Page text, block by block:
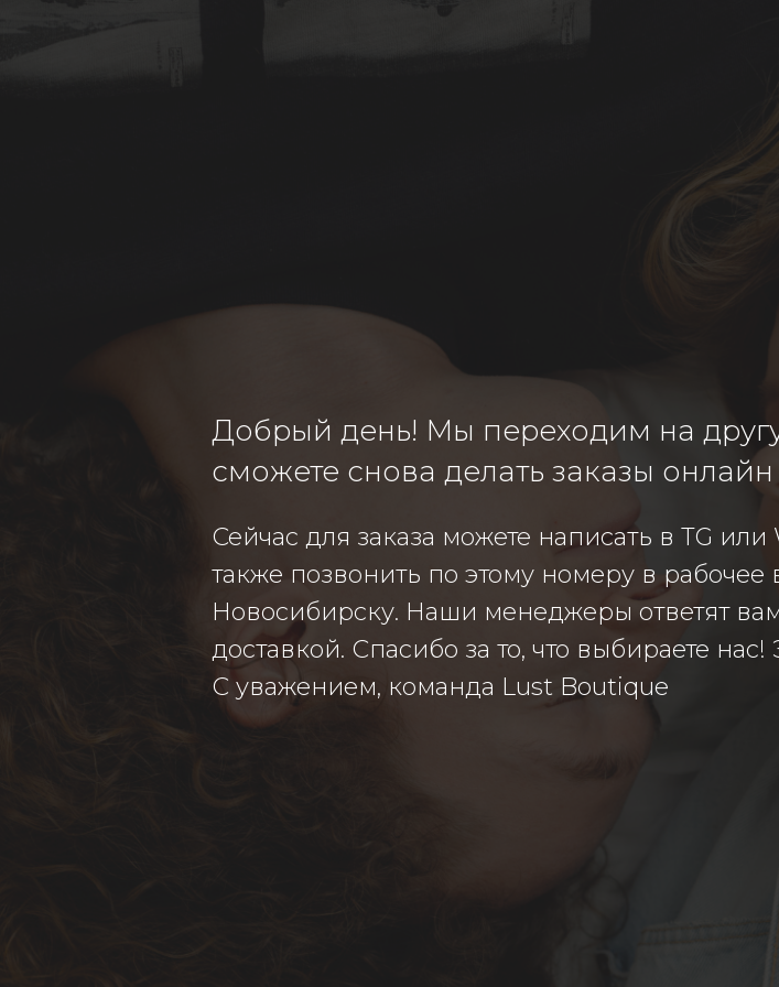
Добрый день! Мы переходим на
сможете снова делать заказы
Сейчас для заказа можете написать в TG
также позвонить по этому номеру в рабочее
Новосибирску. Наши менеджеры ответят
доставкой. Спасибо за то, что выбираете
С уважением, команда Lust Boutique